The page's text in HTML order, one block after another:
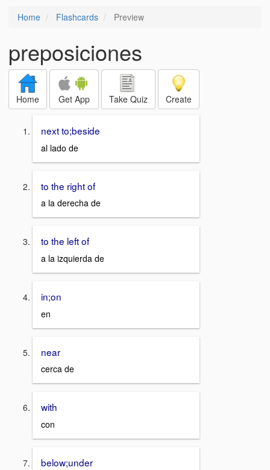
Home Flashcards Preview
preposiciones
Home Get App Take Quiz Create
next to;beside
al lado de
to the right of
a la derecha de
to the left of
a la izquierda de
in;on
en
near
cerca de
with
con
below;under